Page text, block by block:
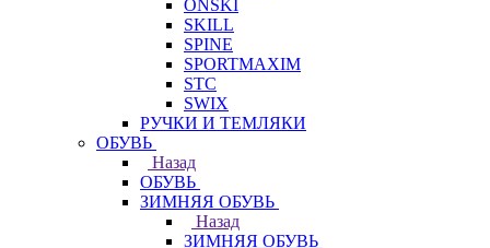
ONSKI
SKILL
SPINE
SPORTMAXIM
STC
SWIX
РУЧКИ И ТЕМЛЯКИ
ОБУВЬ
Назад
ОБУВЬ
ЗИМНЯЯ ОБУВЬ
Назад
ЗИМНЯЯ ОБУВЬ